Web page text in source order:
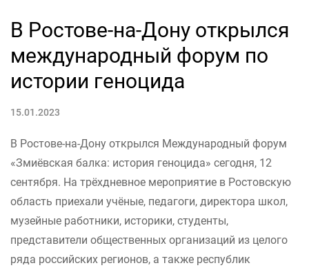
В Ростове-на-Дону открылся
международный форум по
истории геноцида
15.01.2023
В Ростове-на-Дону открылся Международный форум
«Змиёвская балка: история геноцида» сегодня, 12
сентября. На трёхдневное мероприятие в Ростовскую
область приехали учёные, педагоги, директора школ,
музейные работники, историки, студенты,
представители общественных организаций из целого
ряда российских регионов, а также республик